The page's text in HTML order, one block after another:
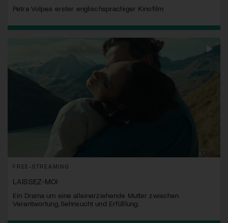
Petra Volpes erster englischsprachiger Kinofilm
FREE-STREAMING
LAISSEZ-MOI
Ein Drama um eine alleinerziehende Mutter zwischen
Verantwortung, Sehnsucht und Erfülllung.